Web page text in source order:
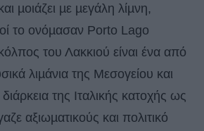
µοιάζει µε µεγάλη λίµνη,
το ονόµασαν Porto Lago
του Λακκιού είναι ένα από
λιµάνια της Μεσογείου και
της Ιταλικής κατοχής ως
αξιωµατικούς και πολιτικό